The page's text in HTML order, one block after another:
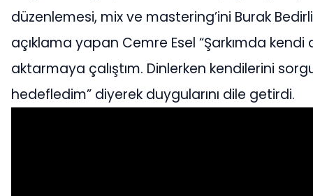
düzenlemesi, mix ve mastering’ini Burak Bedirli
açıklama yapan Cemre Esel “Şarkımda
aktarmaya çalıştım. Dinlerken kendilerini
hedefledim” diyerek duygularını dile getirdi.